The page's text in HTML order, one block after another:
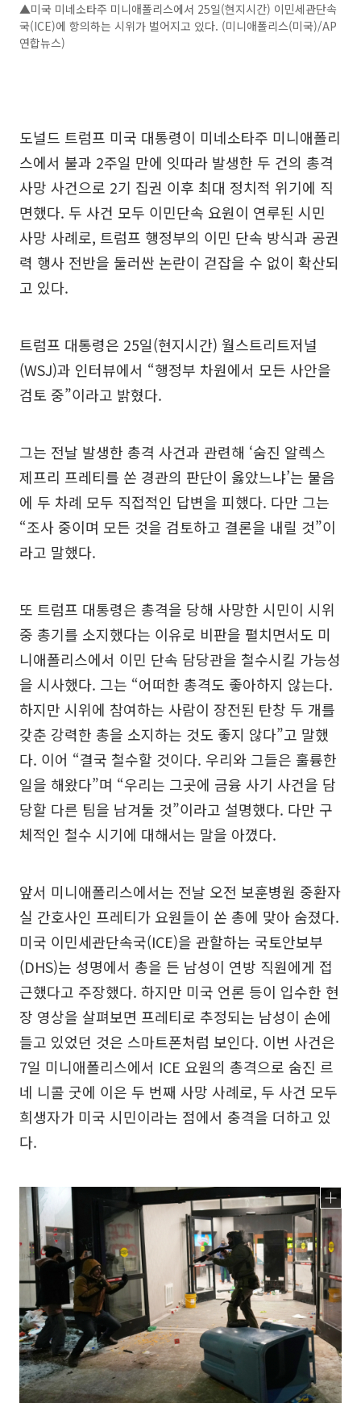
▲미국 미네소타주 미니애폴리스에서 25일(현지시간) 이민세관단속
국(ICE)에 항의하는 시위가 벌어지고 있다. (미니애폴리스(미국)/AP
연합뉴스)
도널드 트럼프 미국 대통령이 미네소타주 미니애폴리
스에서 불과 2주일 만에 잇따라 발생한 두 건의 총격
사망 사건으로 2기 집권 이후 최대 정치적 위기에 직
면했다. 두 사건 모두 이민단속 요원이 연루된 시민
사망 사례로, 트럼프 행정부의 이민 단속 방식과 공권
력 행사 전반을 둘러싼 논란이 걷잡을 수 없이 확산되
고 있다.
트럼프 대통령은 25일(현지시간) 월스트리트저널
(WSJ)과 인터뷰에서 “행정부 차원에서 모든 사안을
검토 중”이라고 밝혔다.
그는 전날 발생한 총격 사건과 관련해 ‘숨진 알렉스
제프리 프레티를 쏜 경관의 판단이 옳았느냐’는 물음
에 두 차례 모두 직접적인 답변을 피했다. 다만 그는
“조사 중이며 모든 것을 검토하고 결론을 내릴 것”이
라고 말했다.
또 트럼프 대통령은 총격을 당해 사망한 시민이 시위
중 총기를 소지했다는 이유로 비판을 펼치면서도 미
니애폴리스에서 이민 단속 담당관을 철수시킬 가능성
을 시사했다. 그는 “어떠한 총격도 좋아하지 않는다.
하지만 시위에 참여하는 사람이 장전된 탄창 두 개를
갖춘 강력한 총을 소지하는 것도 좋지 않다”고 말했
다. 이어 “결국 철수할 것이다. 우리와 그들은 훌륭한
일을 해왔다”며 “우리는 그곳에 금융 사기 사건을 담
당할 다른 팀을 남겨둘 것”이라고 설명했다. 다만 구
체적인 철수 시기에 대해서는 말을 아꼈다.
앞서 미니애폴리스에서는 전날 오전 보훈병원 중환자
실 간호사인 프레티가 요원들이 쏜 총에 맞아 숨졌다.
미국 이민세관단속국(ICE)을 관할하는 국토안보부
(DHS)는 성명에서 총을 든 남성이 연방 직원에게 접
근했다고 주장했다. 하지만 미국 언론 등이 입수한 현
장 영상을 살펴보면 프레티로 추정되는 남성이 손에
들고 있었던 것은 스마트폰처럼 보인다. 이번 사건은
7일 미니애폴리스에서 ICE 요원의 총격으로 숨진 르
네 니콜 굿에 이은 두 번째 사망 사례로, 두 사건 모두
희생자가 미국 시민이라는 점에서 충격을 더하고 있
다.